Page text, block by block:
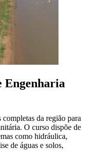
Engenharia
da região para
O curso dispõe de
como hidráulica,
de águas e solos,